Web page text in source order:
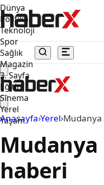
Dünya
Politika
Teknoloji
Spor
Sağlık
Magazin
3. Sayfa
Eğitim
Sinema
Yerel
Yaşam
Anasayfa›Yerel›
haberi